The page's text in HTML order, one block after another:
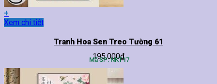
+
Sản
biến
thể.
Xem chi tiết
Tranh Hoa Sen Treo Tường 61
195,000₫
Mã SP: NKT17